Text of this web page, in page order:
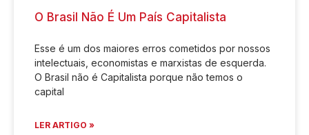
O Brasil Não É Um País Capitalista
Esse é um dos maiores erros cometidos por nossos
intelectuais, economistas e marxistas de esquerda.
O Brasil não é Capitalista porque não temos o
capital
LER ARTIGO »